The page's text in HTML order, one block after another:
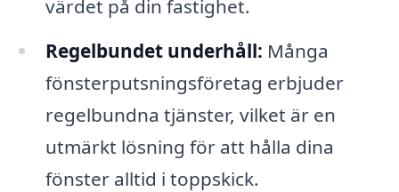
värdet på din fastighet.
Regelbundet underhåll: Många
fönsterputsningsföretag erbjuder
regelbundna tjänster, vilket är en
utmärkt lösning för att hålla dina
fönster alltid i toppskick.